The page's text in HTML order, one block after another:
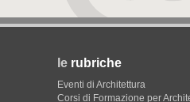
le rubriche
Eventi di Architettura
Corsi di Formazione per